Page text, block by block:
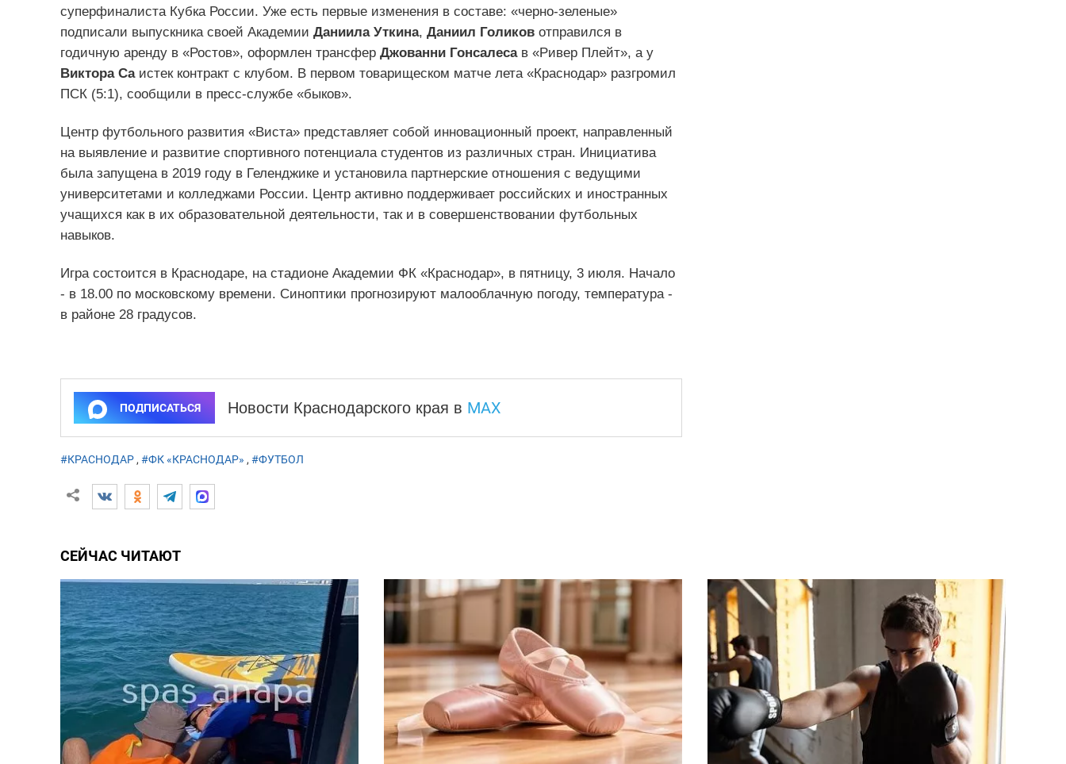
суперфиналиста Кубка России. Уже есть первые изменения в составе: «черно-зеленые»
подписали выпускника своей Академии Даниила Уткина, Даниил Голиков отправился в
годичную аренду в «Ростов», оформлен трансфер Джованни Гонсалесав «Ривер Плейт», а у
Виктора Саистек контракт с клубом. В первом товарищеском матче лета «Краснодар» разгромил
ПСК (5:1), сообщили в пресс-службе «быков».
Центр футбольного развития «Виста» представляет собой инновационный проект, направленный
на выявление и развитие спортивного потенциала студентов из различных стран. Инициатива
была запущена в 2019 году в Геленджике и установила партнерские отношения с ведущими
университетами и колледжами России. Центр активно поддерживает российских и иностранных
учащихся как в их образовательной деятельности, так и в совершенствовании футбольных
навыков.
Игра состоится в Краснодаре, на стадионе Академии ФК «Краснодар», в пятницу, 3 июля. Начало
- в 18.00 по московскому времени. Синоптики прогнозируют малооблачную погоду, температура -
в районе 28 градусов.
ПОДПИСАТЬСЯ Новости Краснодарского края в MAX
#КРАСНОДАР, #ФК «КРАСНОДАР» , #ФУТБОЛ
СЕЙЧАС ЧИТАЮТ